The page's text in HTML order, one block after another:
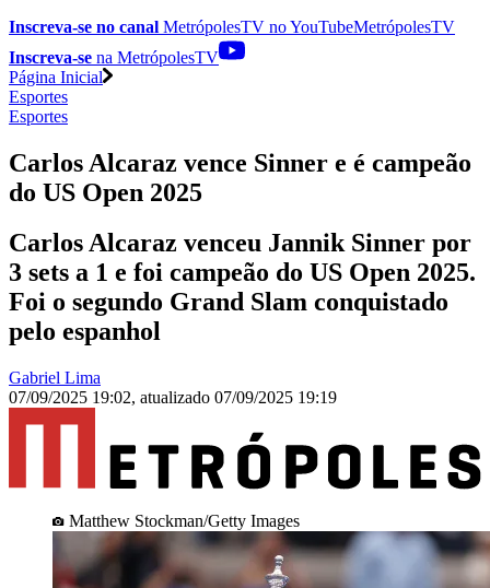
Inscreva-se no canal MetrópolesTV noYouTubeMetrópolesTV
Inscreva-se na MetrópolesTV
Página Inicial
Esportes
Esportes
Carlos Alcaraz vence Sinner e é campeão
do US Open 2025
Carlos Alcaraz venceu Jannik Sinner por
3 sets a 1 e foi campeão do US Open 2025.
Foi o segundo Grand Slam conquistado
pelo espanhol
Gabriel Lima
07/09/2025 19:02, atualizado 07/09/2025 19:19
Matthew Stockman/Getty Images